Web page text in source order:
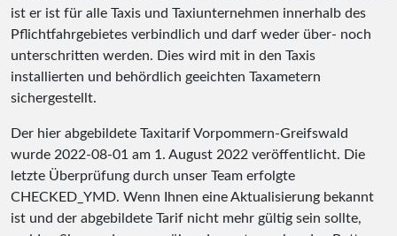
ist er ist für alle Taxis und Taxiunternehmen innerhalb des
Pflichtfahrgebietes verbindlich und darf weder über- noch
unterschritten werden. Dies wird mit in den Taxis
installierten und behördlich geeichten Taxametern
sichergestellt.
Der hier abgebildete Taxitarif Vorpommern-Greifswald
wurde 2022-08-01 am 1. August 2022 veröffentlicht. Die
letzte Überprüfung durch unser Team erfolgte
CHECKED_YMD. Wenn Ihnen eine Aktualisierung bekannt
ist und der abgebildete Tarif nicht mehr gültig sein sollte,